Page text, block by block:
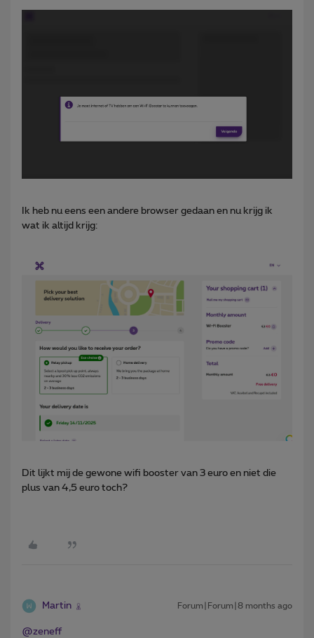
Ik heb nu eens een andere browser gedaan en nu krijg ik
wat ik altijd krijg:
Dit lijkt mij de gewone wifi booster van 3 euro en niet die
plus van 4,5 euro toch?
Martin Forum|Forum|8 months ago
@zeneff